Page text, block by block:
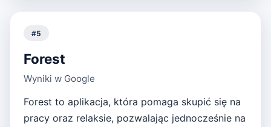
#5
Forest
Wyniki w Google
Forest to aplikacja, która pomaga skupić się na
pracy oraz relaksie, pozwalając jednocześnie na